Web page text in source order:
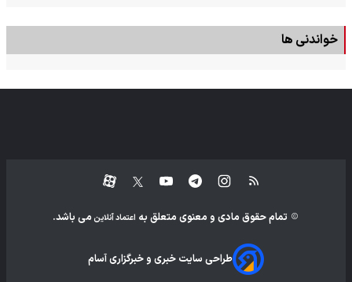
خواندنی ها
تمام حقوق مادی و معنوی متعلق به اعتماد آنلاین می باشد.
طراحی سایت خبری و خبرگزاری آسام